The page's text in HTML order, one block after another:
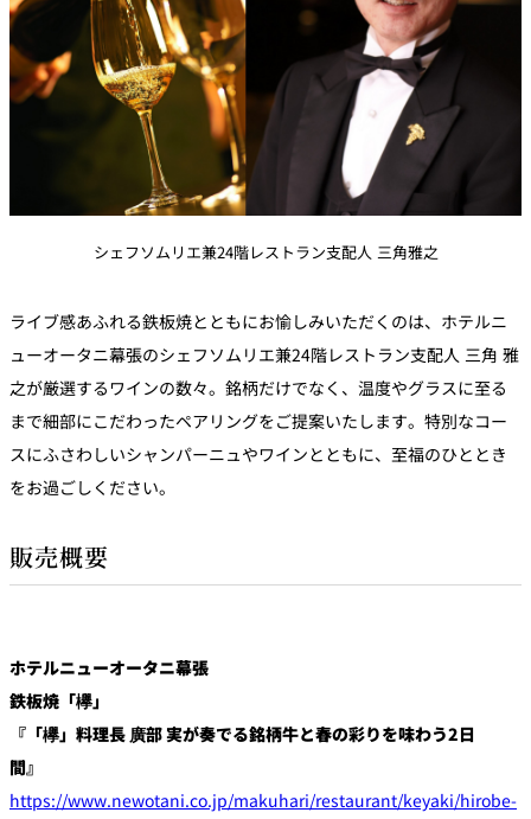
シェフソムリエ兼24階レストラン支配人 三角雅之
ライブ感あふれる鉄板焼とともにお愉しみいただくのは、ホテルニ
ューオータニ幕張のシェフソムリエ兼24階レストラン支配人 三角 雅
之が厳選するワインの数々。銘柄だけでなく、温度やグラスに至る
まで細部にこだわったペアリングをご提案いたします。特別なコー
スにふさわしいシャンパーニュやワインとともに、至福のひととき
をお過ごしください。
販売概要
ホテルニューオータニ幕張
鉄板焼「欅」
『「欅」料理長 廣部 実が奏でる銘柄牛と春の彩りを味わう2日
間』
https://www.newotani.co.jp/makuhari/restaurant/keyaki/hirobe-